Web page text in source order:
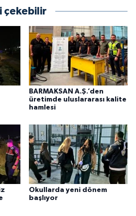
çekebilir
BARMAKSAN A.Ş.’den
üretimde uluslararası kalite
hamlesi
Okullarda yeni dönem
başlıyor